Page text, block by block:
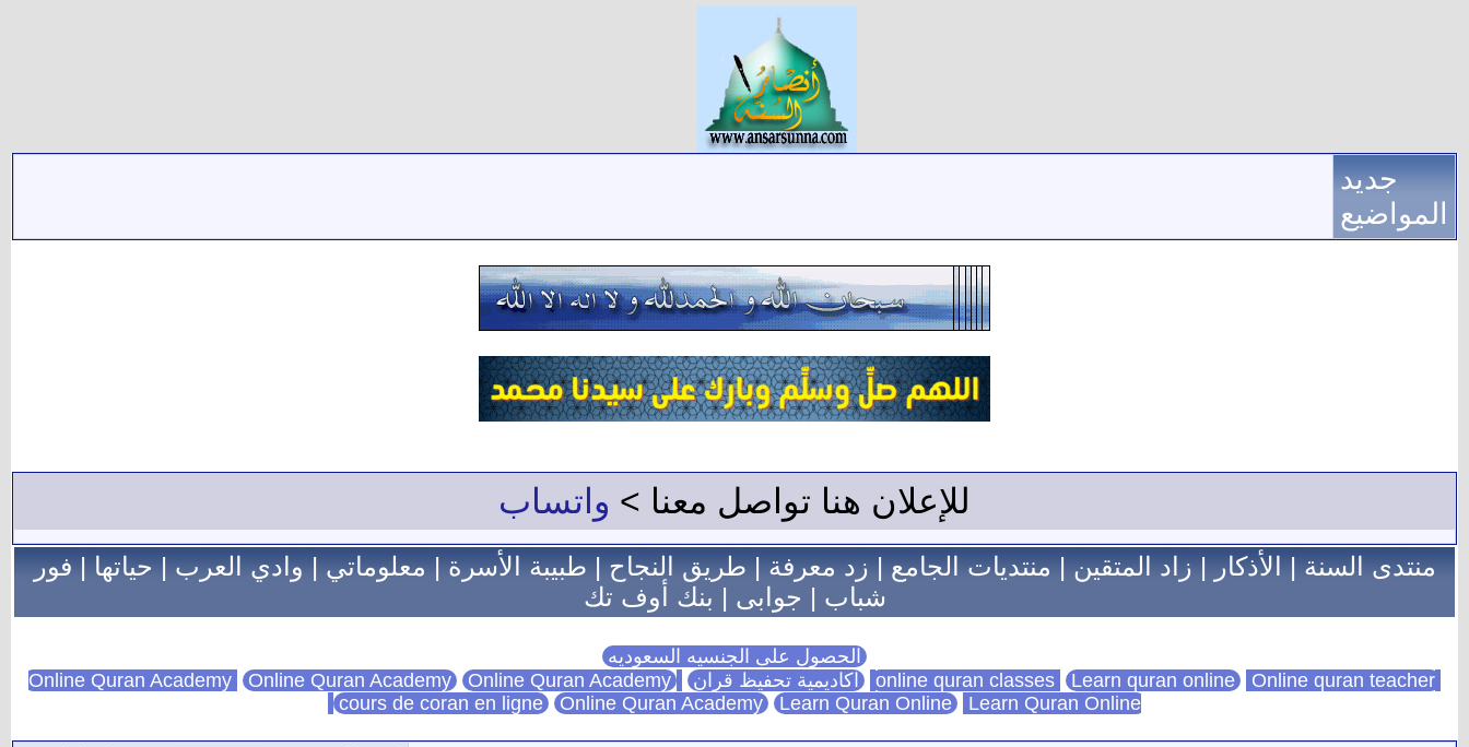
جديد
المواضيع
للإعلان هنا تواصل معنا > واتساب
منتدى السنة|الأذكار|زاد المتقين|منتديات الجامع|زد معرفة|طريق النجاح|طبيبة الأسرة|معلوماتي|وادي العرب|حياتها|فور
شباب | جوابى | بنك أوف تك
الحصول على الجنسيه السعوديه
Learn quran online Online quran teacher اكاديمية تحفيظ قران Online Quran Academy Online Quran Academy
cours de coran en ligne Online Quran Academy Learn Quran Online Learn Quran Online